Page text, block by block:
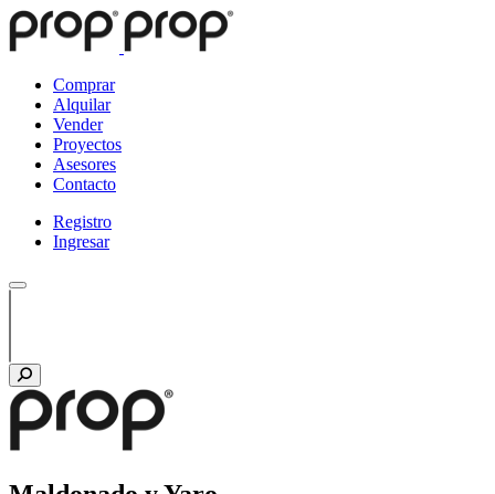
Comprar
Alquilar
Vender
Proyectos
Asesores
Contacto
Registro
Ingresar